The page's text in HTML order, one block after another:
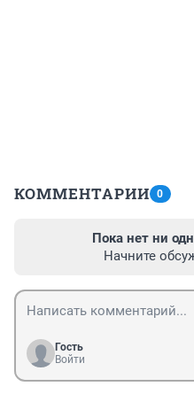
КОММЕНТАРИИ 0
Пока нет ни
Начните
Гость
Войти